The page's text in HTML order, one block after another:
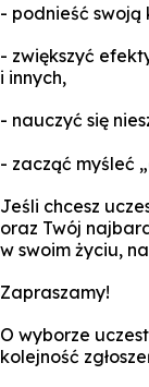
- podnieść swoją
- zwiększyć
i innych,
- nauczyć się
- zacząć myśleć
Jeśli chcesz
oraz Twój
w swoim życiu,
Zapraszamy!
O wyborze
kolejność